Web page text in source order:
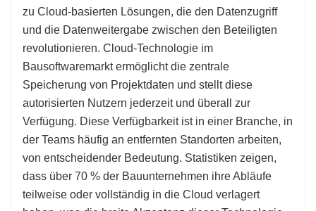
zu Cloud-basierten Lösungen, die den Datenzugriff
und die Datenweitergabe zwischen den Beteiligten
revolutionieren. Cloud-Technologie im
Bausoftwaremarkt ermöglicht die zentrale
Speicherung von Projektdaten und stellt diese
autorisierten Nutzern jederzeit und überall zur
Verfügung. Diese Verfügbarkeit ist in einer Branche, in
der Teams häufig an entfernten Standorten arbeiten,
von entscheidender Bedeutung. Statistiken zeigen,
dass über 70 % der Bauunternehmen ihre Abläufe
teilweise oder vollständig in die Cloud verlagert